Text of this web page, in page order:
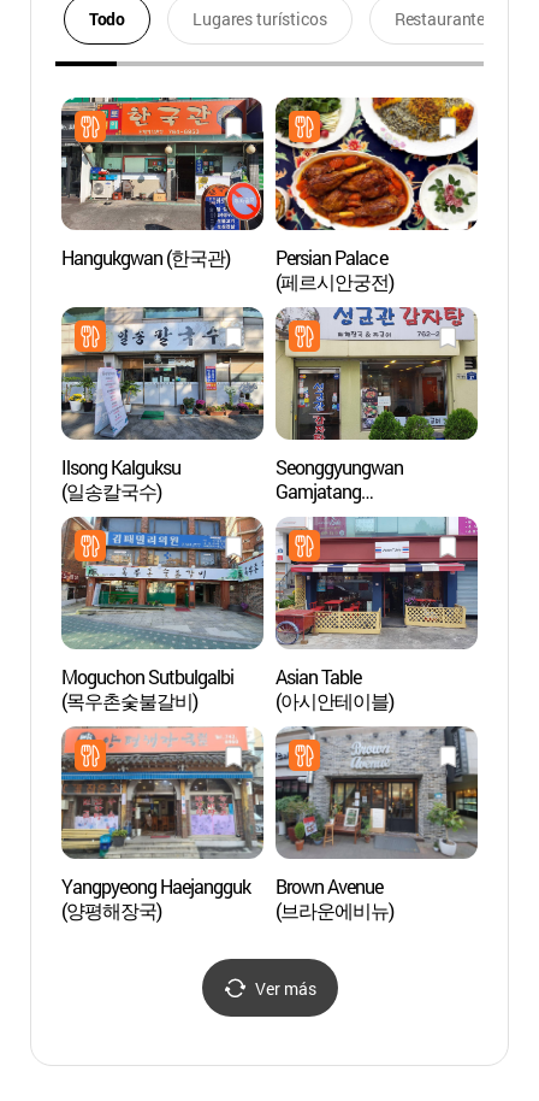
Todo Lugares turísticos Restaurantes
Hangukgwan (한국관)
Persian Palace
(페르시안궁전)
Ilsong Kalguksu
(일송칼국수)
Seonggyungwan
Gamjatang
(성균관감자탕)
Moguchon Sutbulgalbi
(목우촌숯불갈비)
Asian Table
(아시안테이블)
Yangpyeong Haejangguk
(양평해장국)
Brown Avenue
(브라운에비뉴)
Ver más